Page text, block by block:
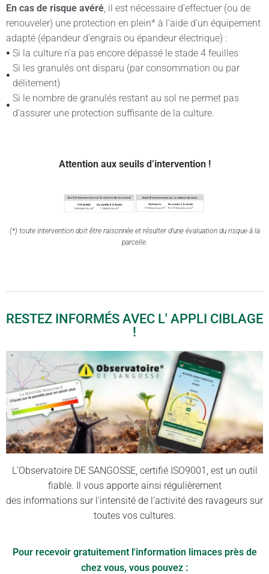
En cas de risque avéré , il est nécessaire d’effectuer (ou de
renouveler) une protection en plein* à l’aide d’un équipement
adapté (épandeur d’engrais ou épandeur électrique) :
Si la culture n’a pas encore dépassé le stade 4 feuilles
Si les granulés ont disparu (par consommation ou par
délitement)
Si le nombre de granulés restant au sol ne permet pas
d’assurer une protection suffisante de la culture.
Attention aux seuils d’intervention !
(*) toute intervention doit être raisonnée et résulter d’une évaluation du risque à la
parcelle.
RESTEZ INFORMÉS AVEC L' APPLI CIBLAGE
!
L’Observatoire DE SANGOSSE, certifié ISO9001, est un outil
fiable. Il vous apporte ainsi régulièrement
des informations sur l’intensité de l’activité des ravageurs sur
toutes vos cultures.
Pour recevoir gratuitement l'information limaces près de
chez vous, vous pouvez :